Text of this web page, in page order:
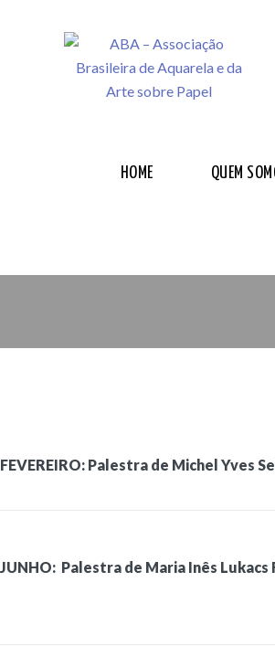
HOME QUEM
FEVEREIRO: Palestra de Michel Yves
JUNHO: Palestra de Maria Inês